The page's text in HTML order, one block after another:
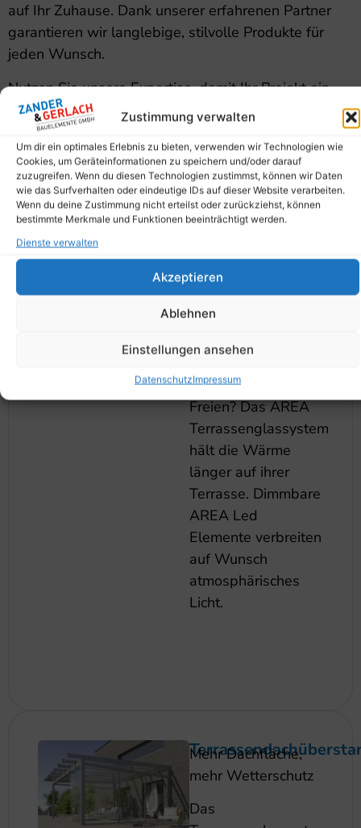
Zustimmung verwalten
Um dir ein optimales Erlebnis zu bieten, verwenden wir Technologien wie
Cookies, um Geräteinformationen zu speichern und/oder darauf
zuzugreifen. Wenn du diesen Technologien zustimmst, können wir Daten
wie das Surfverhalten oder eindeutige IDs auf dieser Website verarbeiten.
Wenn du deine Zustimmung nicht erteilst oder zurückziehst, können
bestimmte Merkmale und Funktionen beeinträchtigt werden.
Dienste verwalten
Akzeptieren
Ablehnen
Einstellungen ansehen
DatenschutzImpressum
auf Ihr Zuhause. Dank unserer erfahrenen Partner
garantieren wir langlebige, stilvolle Produkte für
jeden Wunsch.
Nutzen Sie unsere Expertise, damit Ihr Projekt ein
Highlight wird!
Konfigurieren Sie ihr Terrassendach
Terrassendächer
LED Beleuchtung
Was gibt es
Schöneres als einen
Sommerabend im
Freien? Das AREA
Terrassenglassystem
hält die Wärme
länger auf ihrer
Terrasse. Dimmbare
AREA Led
Elemente verbreiten
auf Wunsch
atmosphärisches
Licht.
Mehr Dachfläche,
mehr Wetterschutz
Das